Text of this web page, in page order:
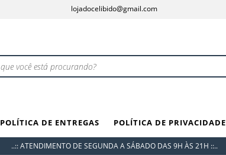
lojadocelibido@gmail.com
POLÍTICA DE ENTREGAS POLÍTICA DE PRIVACIDADE
..:: ATENDIMENTO DE SEGUNDA A SÁBADO DAS 9H ÀS 21H ::..